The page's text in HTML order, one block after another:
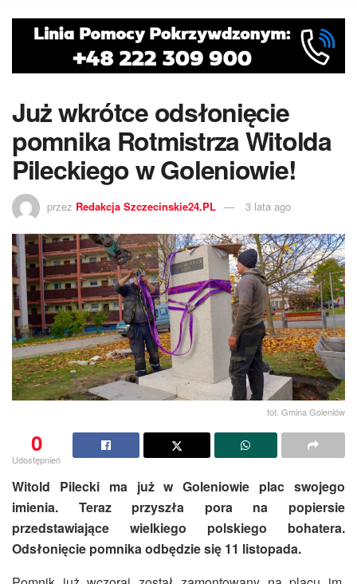
Już wkrótce odsłonięcie
pomnika Rotmistrza Witolda
Pileckiego w Goleniowie!
przez Redakcja Szczecinskie24.PL 3 lata ago
fot. Gmina Goleniów
0
Udostępnień
Witold Pilecki ma już w Goleniowie plac swojego
imienia. Teraz przyszła pora na popiersie
przedstawiające wielkiego polskiego bohatera.
Odsłonięcie pomnika odbędzie się 11 listopada.